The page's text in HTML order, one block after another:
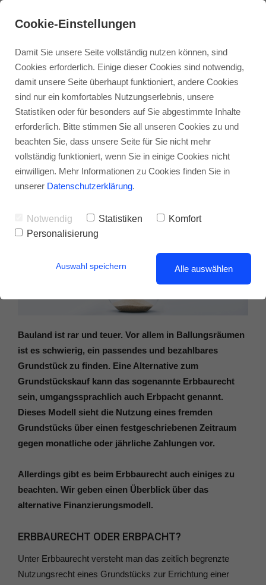
Erbbaurecht – der leichte Weg zum
Eigenheim?
Bauland ist rar und teuer. Vor allem in Ballungsräumen
ist es schwierig, ein passendes und bezahlbares
Grundstück zu finden. Eine Alternative zum
Grundstückskauf kann das sogenannte Erbbaurecht
sein, umgangssprachlich auch Erbpacht genannt.
Dieses Modell sieht die Nutzung eines fremden
Grundstücks über einen festgeschriebenen Zeitraum
gegen monatliche oder jährliche Zahlungen vor.
Allerdings gibt es beim Erbbaurecht auch einiges zu
beachten. Wir geben einen Überblick über das
alternative Finanzierungsmodell.
ERBBAURECHT ODER ERBPACHT?
Unter Erbbaurecht versteht man das zeitlich begrenzte
Nutzungsrecht eines Grundstücks zur Errichtung einer
Cookie-Einstellungen
Damit Sie unsere Seite vollständig nutzen können, sind
Cookies erforderlich. Einige dieser Cookies sind notwendig,
damit unsere Seite überhaupt funktioniert, andere Cookies
sind nur ein komfortables Nutzungserlebnis, unsere
Statistiken oder für besonders auf Sie abgestimmte Inhalte
erforderlich. Bitte stimmen Sie all unseren Cookies zu und
beachten Sie, dass unsere Seite für Sie nicht mehr
vollständig funktioniert, wenn Sie in einige Cookies nicht
einwilligen. Mehr Informationen zu Cookies finden Sie in
unserer Datenschutzerklärung.
Notwendig Statistiken
Komfort
Personalisierung
Auswahl speichern Alle auswählen